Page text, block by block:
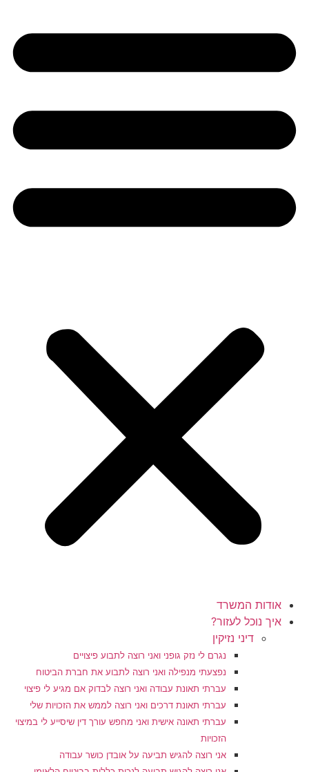
אודות המשרד
איך נוכל לעזור?
דיני נזיקין
נגרם לי נזק גופני ואני רוצה לתבוע פיצויים
נפצעתי מנפילה ואני רוצה לתבוע את חברת הביטוח
עברתי תאונת עבודה ואני רוצה לבדוק אם מגיע לי פיצוי
עברתי תאונת דרכים ואני רוצה לממש את הזכויות שלי
עברתי תאונה אישית ואני מחפש עורך דין שיסייע לי במיצוי
הזכויות
אני רוצה להגיש תביעה על אובדן כושר עבודה